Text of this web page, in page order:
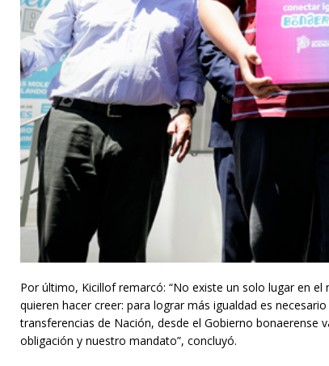
Por último, Kicillof remarcó: “No existe un solo lugar en
quieren hacer creer: para lograr más igualdad es
transferencias de Nación, desde el Gobierno bonaerense
obligación y nuestro mandato”, concluyó.